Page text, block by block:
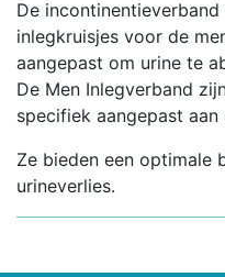
De
inlegkruisjes voor de
aangepast om urine te
De Men Inlegverband
specifiek aangepast
Ze bieden een optimale
urineverlies.